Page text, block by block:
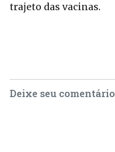
trajeto das vacinas.
Deixe seu comentário